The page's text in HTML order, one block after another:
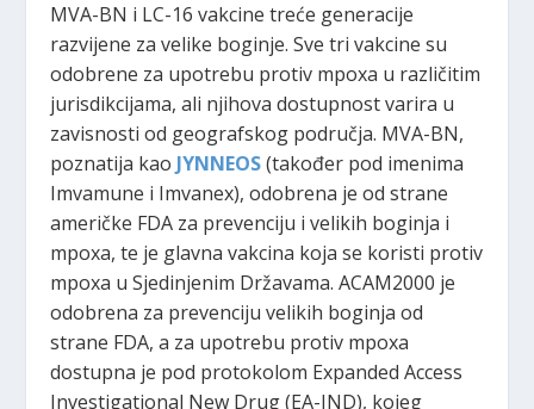
MVA-BN i LC-16 vakcine treće generacije
razvijene za velike boginje. Sve tri vakcine su
odobrene za upotrebu protiv mpoxa u različitim
jurisdikcijama, ali njihova dostupnost varira u
zavisnosti od geografskog područja. MVA-BN,
poznatija kao JYNNEOS(također pod imenima
Imvamune i Imvanex), odobrena je od strane
američke FDA za prevenciju i velikih boginja i
mpoxa, te je glavna vakcina koja se koristi protiv
mpoxa u Sjedinjenim Državama. ACAM2000 je
odobrena za prevenciju velikih boginja od
strane FDA, a za upotrebu protiv mpoxa
dostupna je pod protokolom Expanded Access
Investigational New Drug (EA-IND), kojeg